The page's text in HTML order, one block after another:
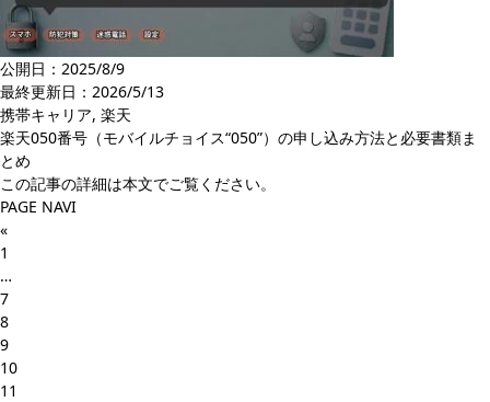
公開日：2025/8/9
最終更新日： 2026/5/13
携帯キャリア, 楽天
楽天050番号（モバイルチョイス“050”）の申し込み方法と必要書類ま
とめ
この記事の詳細は本文でご覧ください。
PAGE NAVI
«
1
…
7
8
9
10
11